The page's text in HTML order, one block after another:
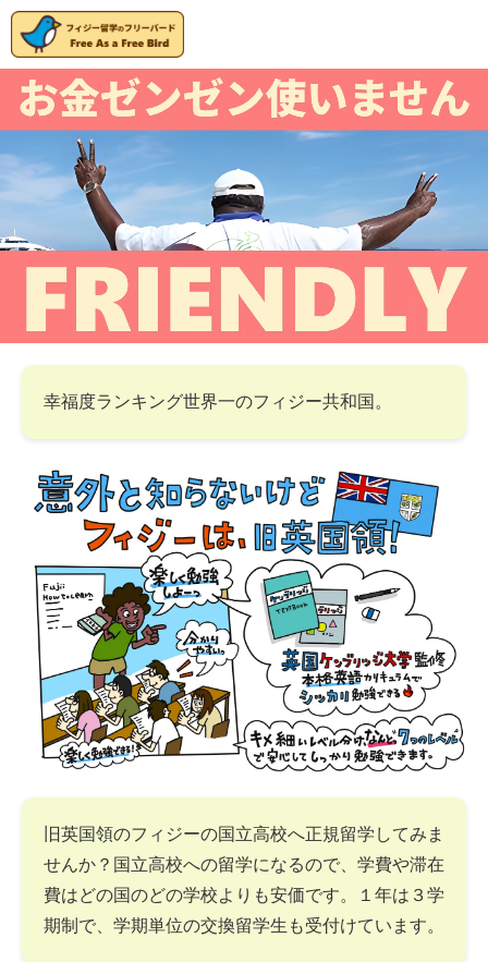
幸福度ランキング世界一のフィジー共和国。
旧英国領のフィジーの国立高校へ正規留学してみま
せんか？国立高校への留学になるので、学費や滞在
費はどの国のどの学校よりも安価です。１年は３学
期制で、学期単位の交換留学生も受付けています。